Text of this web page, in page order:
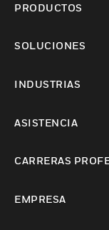
PRODUCTOS
SOLUCIONES
INDUSTRIAS
ASISTENCIA
CARRERAS
EMPRESA